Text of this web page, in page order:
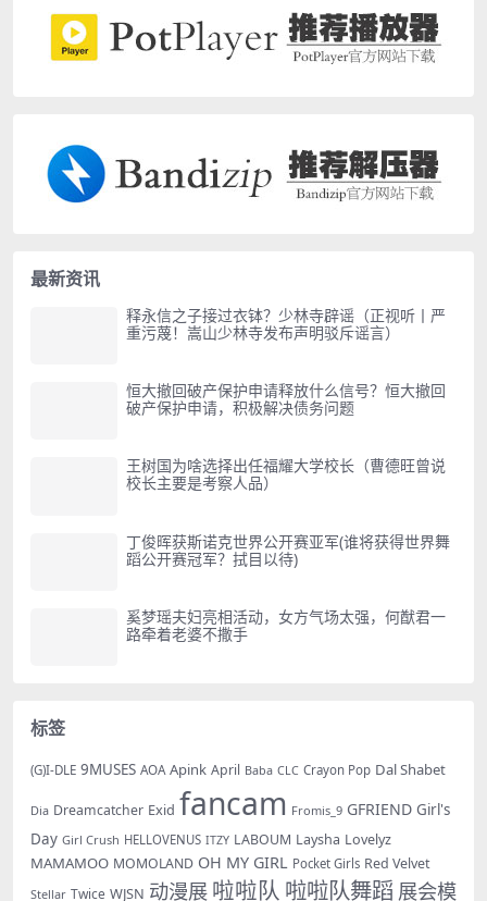
最新资讯
释永信之子接过衣钵？少林寺辟谣（正视听丨严
重污蔑！嵩山少林寺发布声明驳斥谣言）
恒大撤回破产保护申请释放什么信号？恒大撤回
破产保护申请，积极解决债务问题
王树国为啥选择出任福耀大学校长（曹德旺曾说
校长主要是考察人品）
丁俊晖获斯诺克世界公开赛亚军(谁将获得世界舞
蹈公开赛冠军？拭目以待)
奚梦瑶夫妇亮相活动，女方气场太强，何猷君一
路牵着老婆不撒手
标签
(G)I-DLE 9MUSES AOA Apink April Baba CLC Crayon Pop Dal Shabet
Dia Dreamcatcher Exid fancam Fromis_9 GFRIEND Girl's
Day Girl Crush HELLOVENUS ITZY LABOUM Laysha Lovelyz
MAMAMOO MOMOLAND OH MY GIRL Pocket Girls Red Velvet
Stellar Twice WJSN 动漫展 啦啦队 啦啦队舞蹈 展会模